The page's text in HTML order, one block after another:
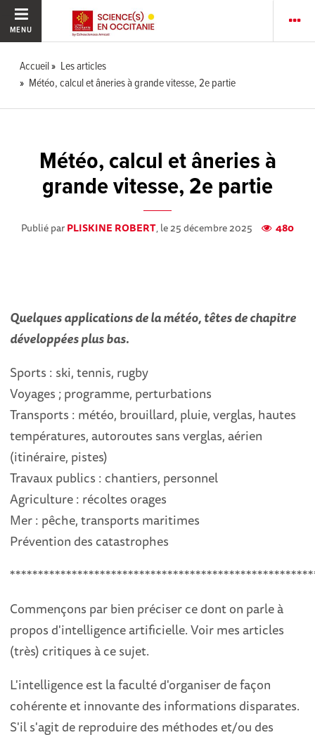
MENU
Accueil
Les articles
Météo, calcul et âneries à grande vitesse, 2e partie
Météo, calcul et âneries à
grande vitesse, 2e partie
Publié parPLISKINE ROBERT, le 25 décembre 2025 480
Quelques applications de la météo, têtes de chapitre
développées plus bas.
Sports : ski, tennis, rugby
Voyages ; programme, perturbations
Transports : météo, brouillard, pluie, verglas, hautes
températures, autoroutes sans verglas, aérien
(itinéraire, pistes)
Travaux publics : chantiers, personnel
Agriculture : récoltes orages
Mer : pêche, transports maritimes
Prévention des catastrophes
Commençons par bien préciser ce dont on parle à
propos d'intelligence artificielle. Voir mes articles
(très) critiques à ce sujet.
L'intelligence est la faculté d'organiser de façon
cohérente et innovante des informations disparates.
S'il s'agit de reproduire des méthodes et/ou des